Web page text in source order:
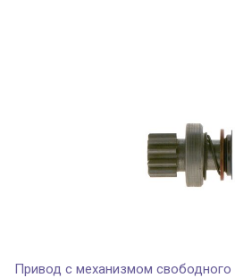
Привод с механизмом свободного